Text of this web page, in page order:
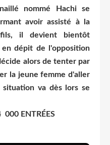
nommé Hachi se
avoir assisté à la
il devient bientôt
en dépit de l'opposition
alors de tenter par
la jeune femme d'aller
va dès lors se
000 ENTRÉES